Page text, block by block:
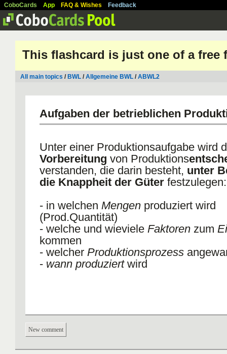
CoboCards App FAQ & Wishes Feedback
This flashcard is just one of a free
All main topics / BWL /Allgemeine BWL /ABWL2
Aufgaben der betrieblichen
Unter einer Produktionsaufgabe wird
Vorbereitung von Produktions
verstanden, die darin besteht, unter
die Knappheit der Güter festzulegen:
- in welchen Mengen produziert wird
(Prod.Quantität)
- welche und wieviele Faktoren zum
kommen
- welcher Produktionsprozess
- wann produziert wird
New comment